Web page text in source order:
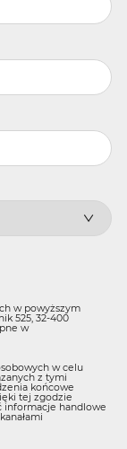
w powyższym
525, 32-400
w
w celu
z tymi
końcowe
tej zgodzie
informacje handlowe